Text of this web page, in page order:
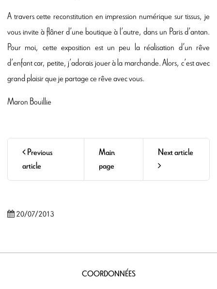
A travers cette reconstitution en impression numérique sur tissus, je
vous invite à flâner d’une boutique à l’autre, dans un Paris d’antan.
Pour moi, cette exposition est un peu la réalisation d’un rêve
d’enfant car, petite, j’adorais jouer à la marchande. Alors, c’est avec
grand plaisir que je partage ce rêve avec vous.
Maron Bouillie
Previous
article
Main
page
Next article
20/07/2013
COORDONNÉES